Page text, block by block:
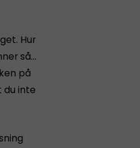
Hur
så…
på
du inte